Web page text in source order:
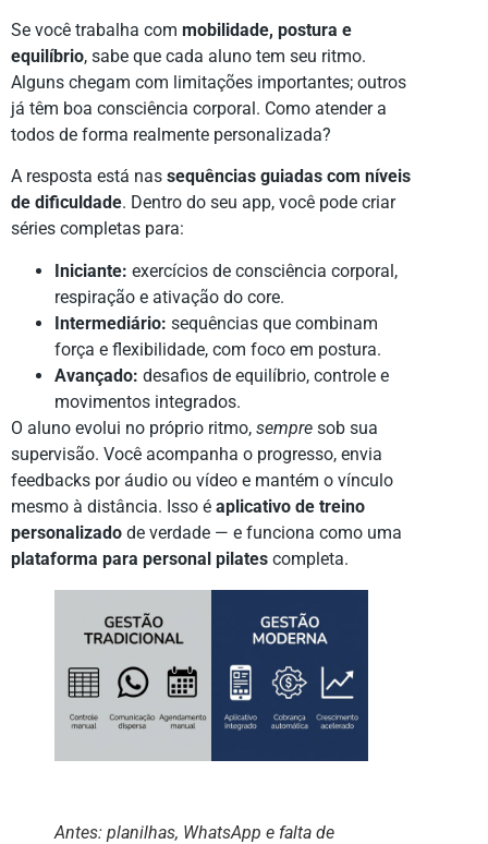
Se você trabalha com mobilidade, postura e
equilíbrio, sabe que cada aluno tem seu ritmo.
Alguns chegam com limitações importantes; outros
já têm boa consciência corporal. Como atender a
todos de forma realmente personalizada?
A resposta está nas sequências guiadas com níveis
de dificuldade. Dentro do seu app, você pode criar
séries completas para:
Iniciante: exercícios de consciência corporal,
respiração e ativação do core.
Intermediário: sequências que combinam
força e flexibilidade, com foco em postura.
Avançado: desafios de equilíbrio, controle e
movimentos integrados.
O aluno evolui no próprio ritmo, sempre sob sua
supervisão. Você acompanha o progresso, envia
feedbacks por áudio ou vídeo e mantém o vínculo
mesmo à distância. Isso é aplicativo de treino
personalizado de verdade — e funciona como uma
plataforma para personal pilates completa.
Antes: planilhas, WhatsApp e falta de